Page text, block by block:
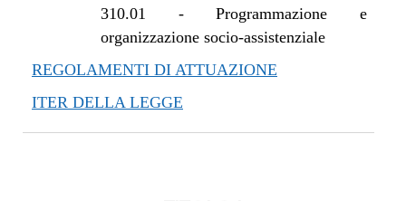
310.01 -Programmazione e
organizzazione socio-assistenziale
REGOLAMENTI DI ATTUAZIONE
ITER DELLA LEGGE